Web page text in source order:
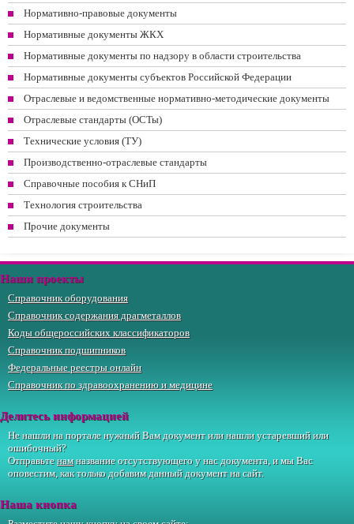
Нормативно-правовые документы
Нормативные документы ЖКХ
Нормативные документы по надзору в области строительства
Нормативные документы субъектов Российской Федерации
Отраслевые и ведомственные нормативно-методические документы
Отраслевые стандарты (ОСТы)
Технические условия (ТУ)
Производственно-отраслевые стандарты
Справочные пособия к СНиП
Технология строительства
Прочие документы
Наши проекты
Справочник оборудования
Справочник содержания драгметаллов
Коды общероссийских классификаторов
Справочник подшипников
Федеральные реестры онлайн
Справочник по здравоохранению и медицине
Делитесь информацией
Не нашли на портале нужный Вам документ или нашли устаревший или
ошибочный?
Отправьтенамназвание отсутствующего у нас документа, и мы Вас
оповестим, как только добавим данный документ на сайт.
Наша кнопка